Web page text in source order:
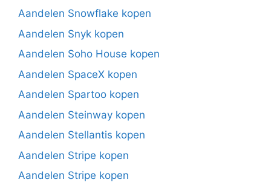
Aandelen Snowflake kopen
Aandelen Snyk kopen
Aandelen Soho House kopen
Aandelen SpaceX kopen
Aandelen Spartoo kopen
Aandelen Steinway kopen
Aandelen Stellantis kopen
Aandelen Stripe kopen
Aandelen Stripe kopen